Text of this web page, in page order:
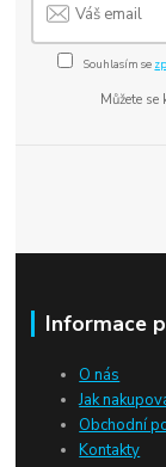
Souhlasím se
Můžete
Informace
O nás
Jak
Obchodní
Kontakty